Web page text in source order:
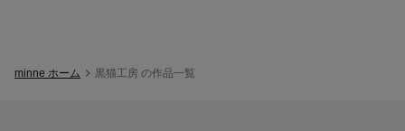
minne ホーム 黒猫工房 の作品一覧